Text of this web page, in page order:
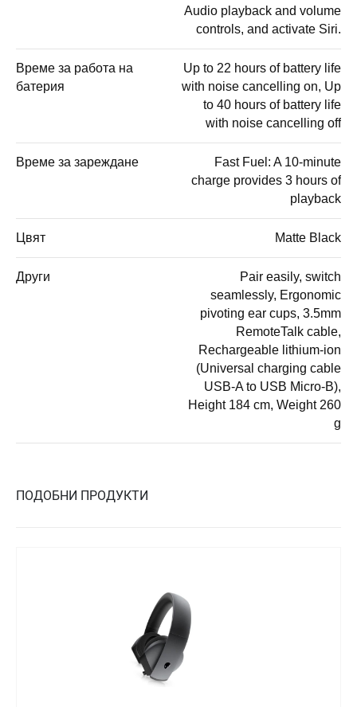
Audio playback and volume
controls, and activate Siri.
Време за работа на
батерия
Up to 22 hours of battery life
with noise cancelling on, Up
to 40 hours of battery life
with noise cancelling off
Време за зареждане
Fast Fuel: A 10-minute
charge provides 3 hours of
playback
Цвят Matte Black
Други
Pair easily, switch
seamlessly, Ergonomic
pivoting ear cups, 3.5mm
RemoteTalk cable,
Rechargeable lithium-ion
(Universal charging cable
USB-A to USB Micro-B),
Height 184 cm, Weight 260
g
ПОДОБНИ ПРОДУКТИ